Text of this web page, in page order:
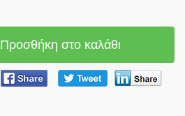
Προσθήκη στο καλάθι